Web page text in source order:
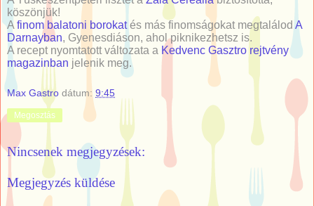
köszönjük!
A finom balatoni borokatés más finomságokat megtalálod A
Darnayban, Gyenesdiáson, ahol piknikezhetsz is.
A recept nyomtatott változata a Kedvenc Gasztro rejtvény
magazinban jelenik meg.
Max Gastro dátum: 9:45
Megosztás
Nincsenek megjegyzések:
Megjegyzés küldése